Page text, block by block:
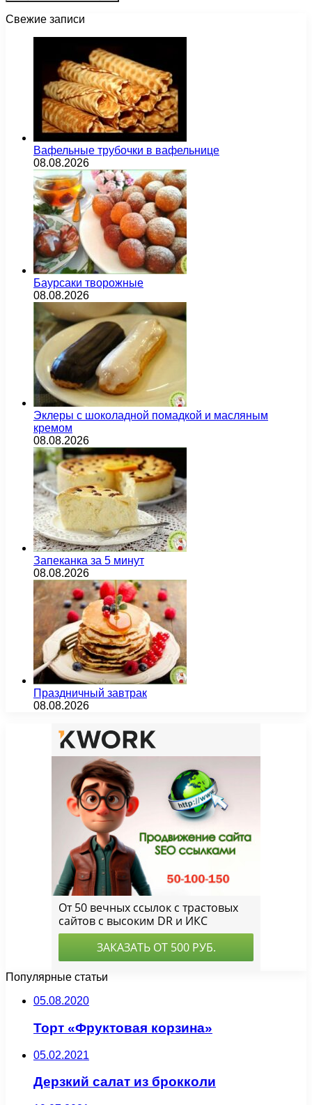
Свежие записи
Вафельные трубочки в вафельнице
08.08.2026
Баурсаки творожные
08.08.2026
Эклеры с шоколадной помадкой и масляным
кремом
08.08.2026
Запеканка за 5 минут
08.08.2026
Праздничный завтрак
08.08.2026
Популярные статьи
05.08.2020
Торт «Фруктовая корзина»
05.02.2021
Дерзкий салат из брокколи